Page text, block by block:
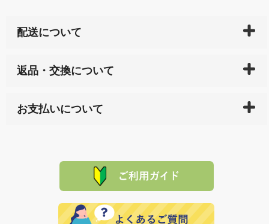
配送について
天ペイ」の方はご注文受付後）、 長崎県下全域に点在
サイト内で購入された商品の送料は、こちらの
全国送
れの生産メーカーからお客様の元へ直送いたしますの
で、 それぞれ個別に送料が必要になります。
返品・交換について
または配送途中の 事故などで不都合が生じている場合
品代金を返金いたします。）
その際は誠に申し訳ありませんが、当協会までご注文
願いいたします。
お支払いについて
た場合、お客様からの ご入金を確認した後で、商品を
定された場合は、準備出来次第の便にてお送りいたし